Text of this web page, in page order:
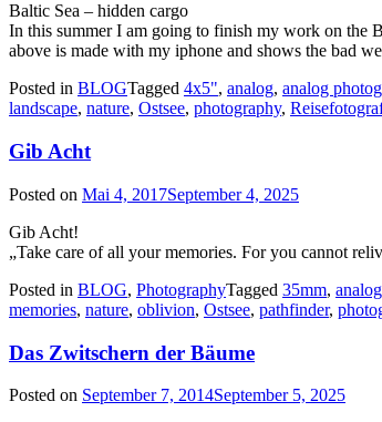
Baltic Sea – hidden cargo
In this summer I am going to finish my work on the
above is made with my iphone and shows the bad
Posted in BLOGTagged 4x5", analog, analog
landscape, nature, Ostsee, photography,
Gib Acht
Posted on Mai 4, 2017September 4, 2025
Gib Acht!
„Take care of all your memories. For you cannot
Posted in BLOG, PhotographyTagged 35mm, analog
memories, nature, oblivion, Ostsee, pathfinder,
Das Zwitschern der Bäume
Posted on September 7, 2014September 5, 2025